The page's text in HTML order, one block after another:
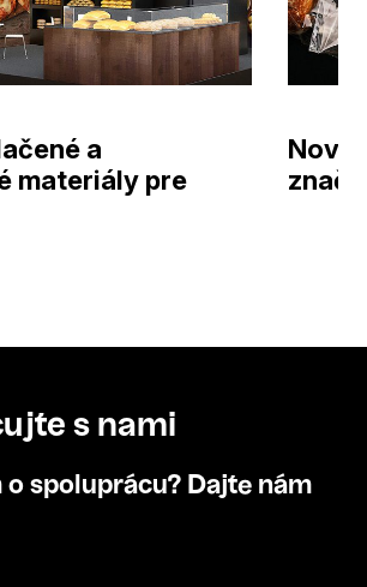
a
materiály pre
Nová
s nami
o spoluprácu? Dajte nám